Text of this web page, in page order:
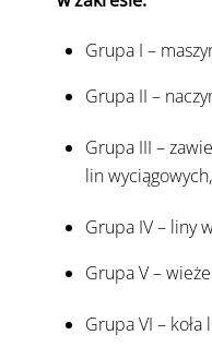
Grupa I –
Grupa II –
Grupa III –
lin wyciągowych,
Grupa IV – liny
Grupa V –
Grupa VI – koła